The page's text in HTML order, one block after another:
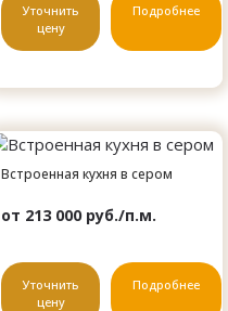
Уточнить
цену
Подробнее
Встроенная кухня в сером
от 213 000 руб./п.м.
Уточнить
цену
Подробнее